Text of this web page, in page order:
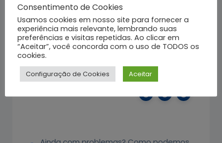
Ao invés de bipar a nota, realizar a
saída manual da nota, se tiver dúvida
entrar em contato pelo Ramal 6039
Cristiane
Consentimento de Cookies
Usamos cookies em nosso site para fornecer a
experiência mais relevante, lembrando suas
preferências e visitas repetidas. Ao clicar em
“Aceitar”, você concorda com o uso de TODOS os
cookies.
Configuração de Cookies Aceitar